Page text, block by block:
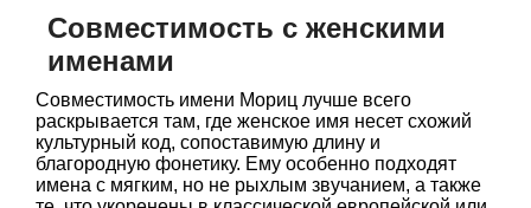
Совместимость с женскими
именами
Совместимость имени Мориц лучше всего
раскрывается там, где женское имя несет схожий
культурный код, сопоставимую длину и
благородную фонетику. Ему особенно подходят
имена с мягким, но не рыхлым звучанием, а также